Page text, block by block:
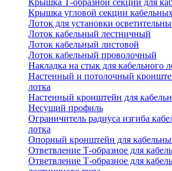
Крышка Т-образной секции для
Крышка угловой секции
Лоток для установки
Лоток кабельный лестничный
Лоток кабельный листовой
Лоток кабельный проволочный
Накладка на стык для кабельного
Настенный и потолочный
лотка
Настенный кронштейн для
Несущий профиль
Ограничитель радиуса изгиба
лотка
Опорный кронштейн для
Ответвление Т-образное для
Ответвление Т-образное для